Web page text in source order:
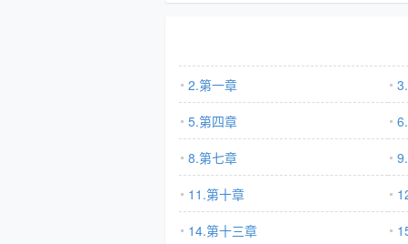
2.第一章
5.第四章
8.第七章
11.第十章
14.第十三章